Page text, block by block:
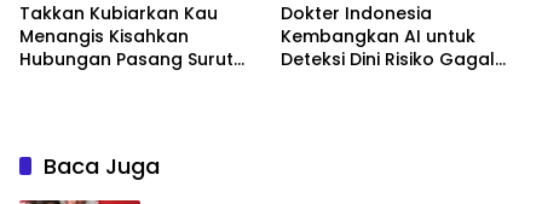
Takkan Kubiarkan Kau
Menangis Kisahkan
Hubungan Pasang Surut
Dokter Indonesia
Kembangkan AI untuk
Deteksi Dini Risiko Gagal
Baca Juga